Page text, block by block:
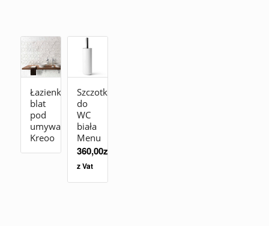
Łazienkowy
blat
pod
umywalkę
Kreoo
Szczotka
do
WC
biała
Menu
360,00zł
z Vat